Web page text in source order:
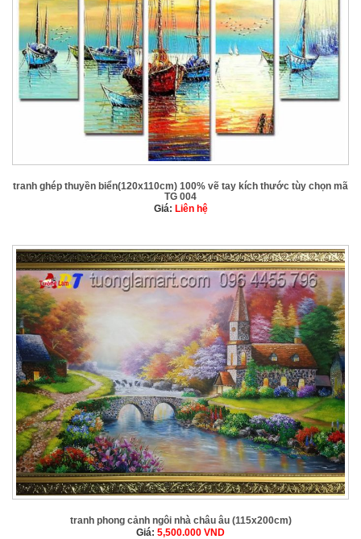
tranh ghép thuyền biển(120x110cm) 100% vẽ tay kích thước tùy chọn mã
TG 004
Giá: Liên hệ
tranh phong cảnh ngôi nhà châu âu (115x200cm)
Giá: 5,500.000 VND